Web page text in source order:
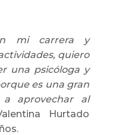
mi carrera y
quiero
una psicóloga y
es una gran
aprovechar al
Hurtado